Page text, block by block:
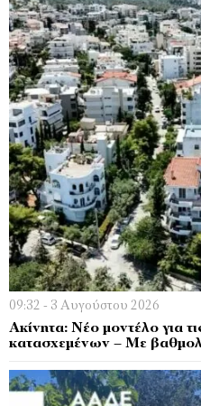
09:32 - 3 Αυγούστου 2026
Ακίνητα: Νέο μοντέλο για
κατασχεμένων – Με